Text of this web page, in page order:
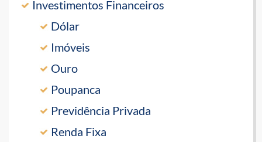
Investimentos Financeiros
Dólar
Imóveis
Ouro
Poupanca
Previdência Privada
Renda Fixa